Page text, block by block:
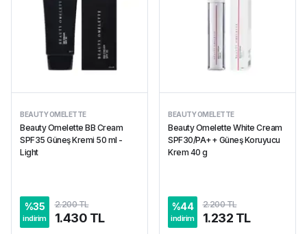
BEAUTY OMELETTE
Beauty Omelette BB Cream
SPF35 Güneş Kremi 50 ml -
Light
%35
indirim
2.200 TL
1.430 TL
BEAUTY OMELETTE
Beauty Omelette White Cream
SPF30/PA++ Güneş Koruyucu
Krem 40 g
%44
indirim
2.200 TL
1.232 TL